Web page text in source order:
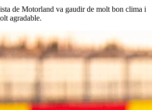
de Motorland va gaudir de molt bon clima i
agradable.